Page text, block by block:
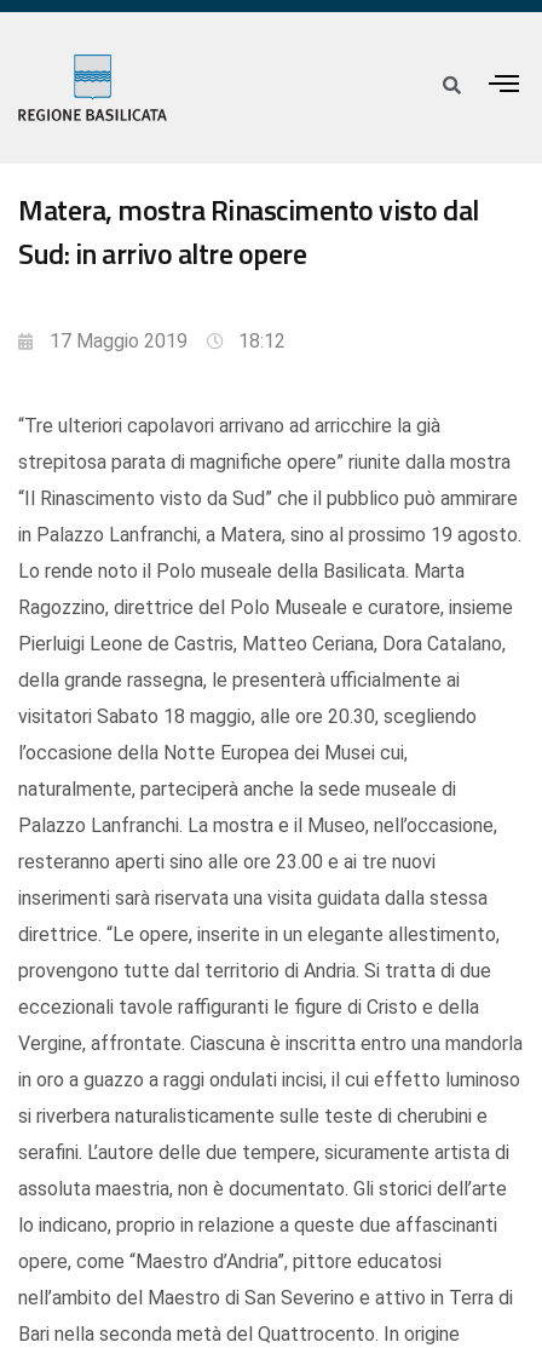
Matera, mostra Rinascimento visto dal
Sud: in arrivo altre opere
17 Maggio 2019 18:12
“Tre ulteriori capolavori arrivano ad arricchire la già
strepitosa parata di magnifiche opere” riunite dalla mostra
“Il Rinascimento visto da Sud” che il pubblico può ammirare
in Palazzo Lanfranchi, a Matera, sino al prossimo 19 agosto.
Lo rende noto il Polo museale della Basilicata. Marta
Ragozzino, direttrice del Polo Museale e curatore, insieme
Pierluigi Leone de Castris, Matteo Ceriana, Dora Catalano,
della grande rassegna, le presenterà ufficialmente ai
visitatori Sabato 18 maggio, alle ore 20.30, scegliendo
l’occasione della Notte Europea dei Musei cui,
naturalmente, parteciperà anche la sede museale di
Palazzo Lanfranchi. La mostra e il Museo, nell’occasione,
resteranno aperti sino alle ore 23.00 e ai tre nuovi
inserimenti sarà riservata una visita guidata dalla stessa
direttrice. “Le opere, inserite in un elegante allestimento,
provengono tutte dal territorio di Andria. Si tratta di due
eccezionali tavole raffiguranti le figure di Cristo e della
Vergine, affrontate. Ciascuna è inscritta entro una mandorla
in oro a guazzo a raggi ondulati incisi, il cui effetto luminoso
si riverbera naturalisticamente sulle teste di cherubini e
serafini. L’autore delle due tempere, sicuramente artista di
assoluta maestria, non è documentato. Gli storici dell’arte
lo indicano, proprio in relazione a queste due affascinanti
opere, come “Maestro d’Andria”, pittore educatosi
nell’ambito del Maestro di San Severino e attivo in Terra di
Bari nella seconda metà del Quattrocento. In origine